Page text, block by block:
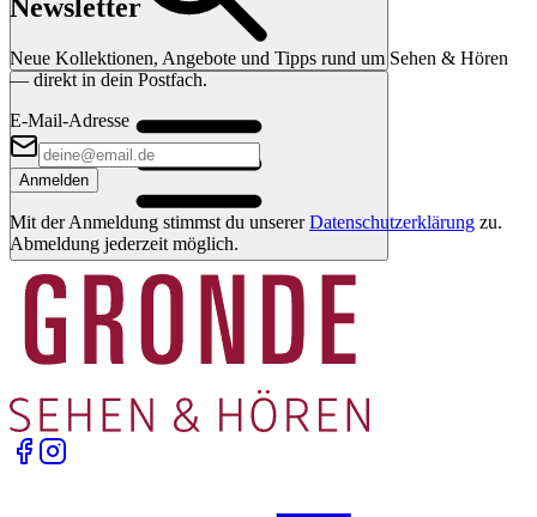
Newsletter
Neue Kollektionen, Angebote und Tipps rund um Sehen & Hören
— direkt in dein Postfach.
E-Mail-Adresse
Anmelden
Mit der Anmeldung stimmst du unserer Datenschutzerklärung zu.
Abmeldung jederzeit möglich.